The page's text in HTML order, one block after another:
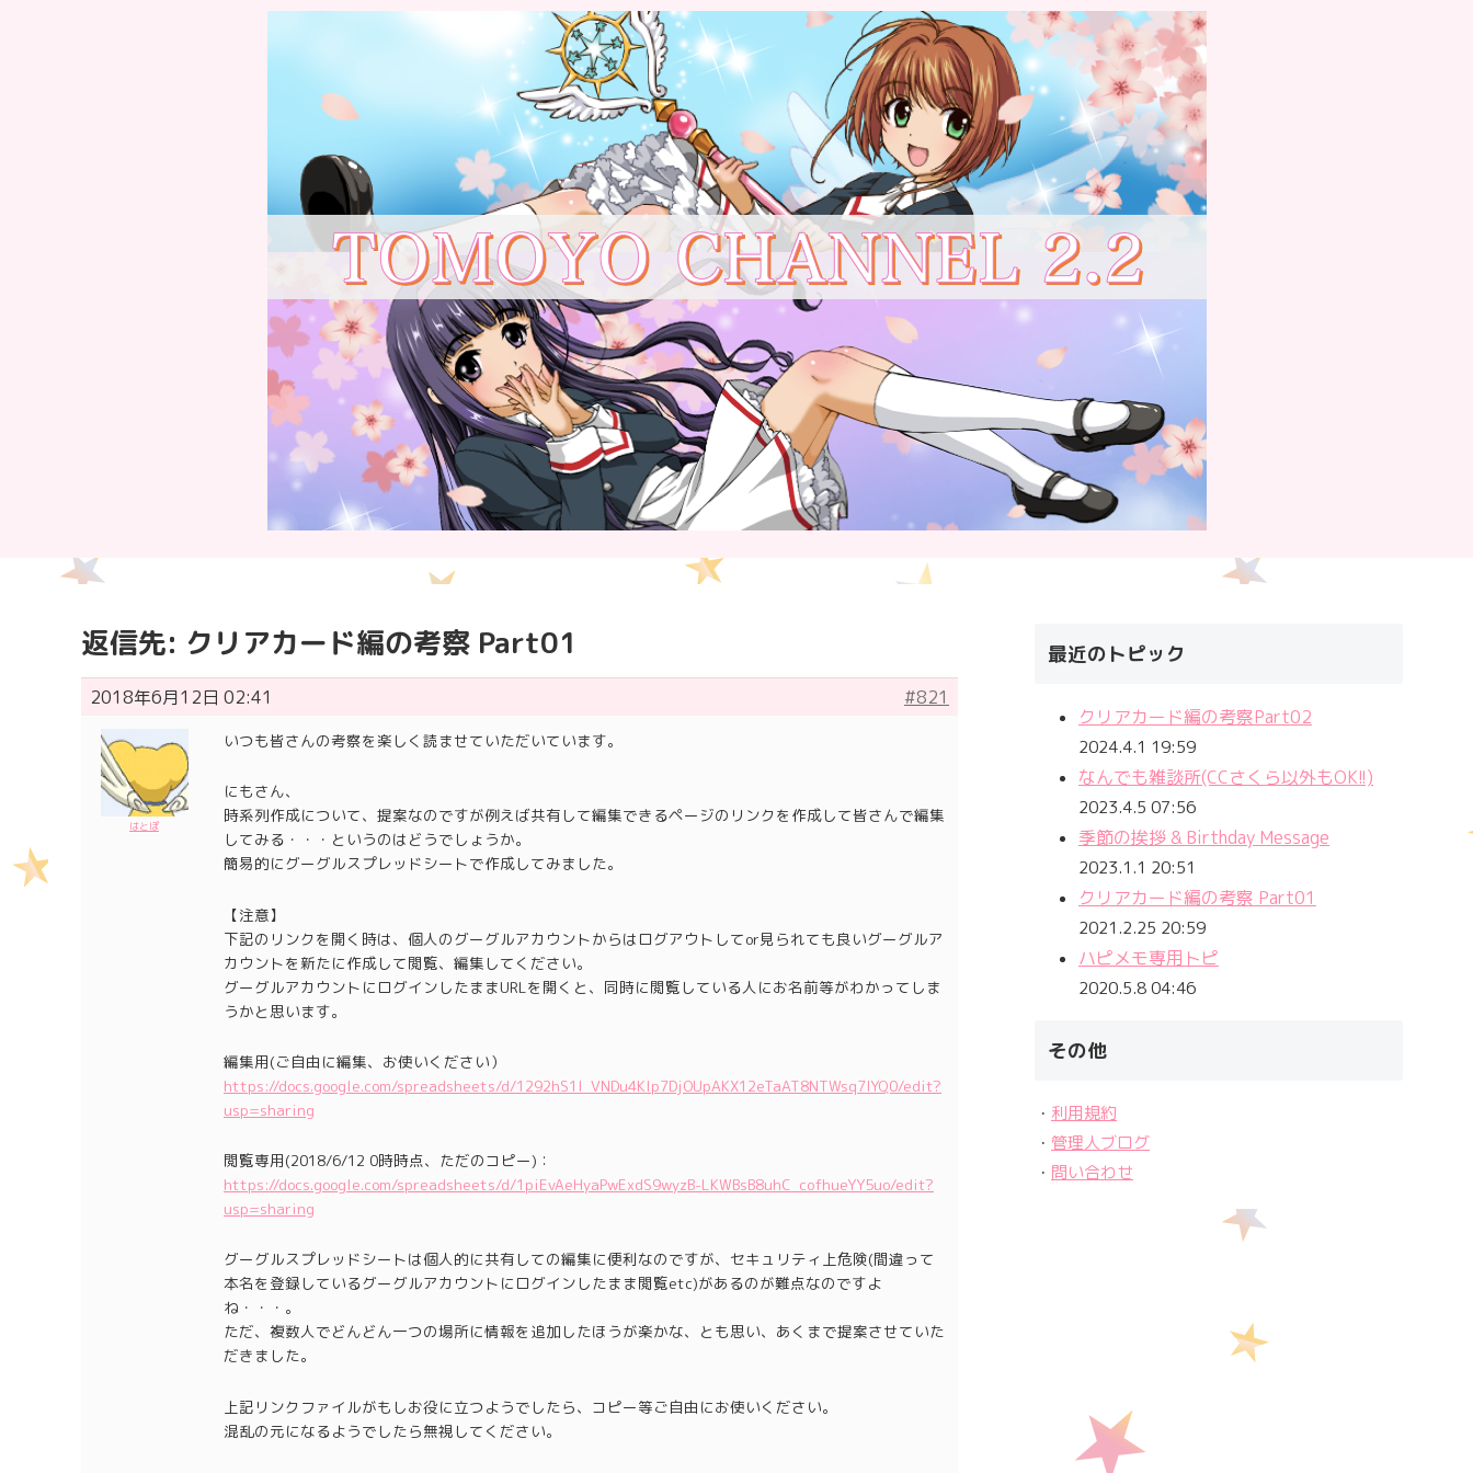
返信先: クリアカード編の考察 Part01
2018年6月12日 02:41 #821
はとぽ
いつも皆さんの考察を楽しく読ませていただいています。
にもさん、
時系列作成について、提案なのですが例えば共有して編集できるページのリンクを作成して皆さんで編集
してみる・・・というのはどうでしょうか。
簡易的にグーグルスプレッドシートで作成してみました。
【注意】
下記のリンクを開く時は、個人のグーグルアカウントからはログアウトしてor見られても良いグーグルア
カウントを新たに作成して閲覧、編集してください。
グーグルアカウントにログインしたままURLを開くと、同時に閲覧している人にお名前等がわかってしま
うかと思います。
編集用(ご自由に編集、お使いください）
https://docs.google.com/spreadsheets/d/1292hS1l_VNDu4Klp7DjOUpAKX12eTaAT8NTWsq7IYQ0/edit?
usp=sharing
閲覧専用(2018/6/12 0時時点、ただのコピー)：
https://docs.google.com/spreadsheets/d/1piEvAeHyaPwExdS9wyzB-LKWBsB8uhC_cofhueYY5uo/edit?
usp=sharing
グーグルスプレッドシートは個人的に共有しての編集に便利なのですが、セキュリティ上危険(間違って
本名を登録しているグーグルアカウントにログインしたまま閲覧etc)があるのが難点なのですよ
ね・・・。
ただ、複数人でどんどん一つの場所に情報を追加したほうが楽かな、とも思い、あくまで提案させていた
だきました。
上記リンクファイルがもしお役に立つようでしたら、コピー等ご自由にお使いください。
混乱の元になるようでしたら無視してください。
最近のトピック
クリアカード編の考察Part02
2024.4.1 19:59
なんでも雑談所(CCさくら以外もOK!!)
2023.4.5 07:56
季節の挨拶 & Birthday Message
2023.1.1 20:51
クリアカード編の考察 Part01
2021.2.25 20:59
ハピメモ専用トピ
2020.5.8 04:46
その他
・ 利用規約
・ 管理人ブログ
・ 問い合わせ